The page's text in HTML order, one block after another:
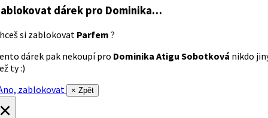
dárek pro Dominika…
si zablokovat Parfem ?
dárek pak nekoupí pro Dominika Atigu Sobotková nikdo
ty :)
zablokovat
× Zpět